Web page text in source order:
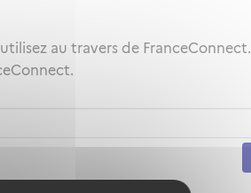
au travers de FranceConnect.